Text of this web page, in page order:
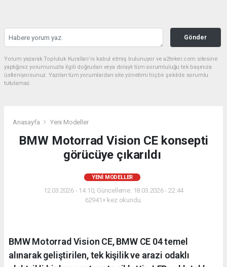
Gönder
Yorum yazarak Topluluk Kuralları’nı kabul etmiş bulunuyor ve a2teker.com sitesine
yaptığınız yorumunuzla ilgili doğrudan veya dolaylı tüm sorumluluğu tek başınıza
üstleniyorsunuz. Yazılan tüm yorumlardan site yönetimi hiçbir şekilde sorumlu
tutulamaz.
Anasayfa Yeni Modeller
BMW Motorrad Vision CE konsepti
görücüye çıkarıldı
YENI MODELLER
12.03.2026 - 14:10, Güncelleme: 18.03.2026 - 22:44
62941+ kez okundu.
BMW Motorrad Vision CE, BMW CE 04 temel
alınarak geliştirilen, tek kişilik ve arazi odaklı